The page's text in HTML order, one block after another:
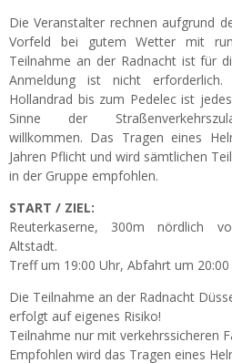
Die Veranstalter rechnen aufgrund
Vorfeld bei gutem Wetter mit
Teilnahme an der Radnacht ist für
Anmeldung ist nicht
Hollandrad bis zum Pedelec ist
Sinne der
willkommen. Das Tragen eines
Jahren Pflicht und wird sämtlichen
in der Gruppe empfohlen.
START / ZIEL:
Reuterkaserne, 300m nördlich
Altstadt.
Treff um 19:00 Uhr, Abfahrt um
Die Teilnahme an der Radnacht
erfolgt auf eigenes Risiko!
Teilnahme nur mit verkehrssicheren
Empfohlen wird das Tragen eines